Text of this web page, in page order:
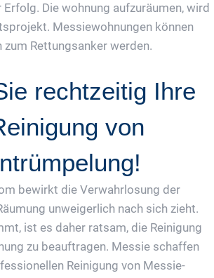
Die wohnung aufzuräumen, wird
Messiewohnungen können
zum Rettungsanker werden.
rechtzeitig Ihre
von
bewirkt die Verwahrlosung der
unweigerlich nach sich zieht.
ist es daher ratsam, die Reinigung
zu beauftragen. Messie schaffen
Reinigung von Messie-